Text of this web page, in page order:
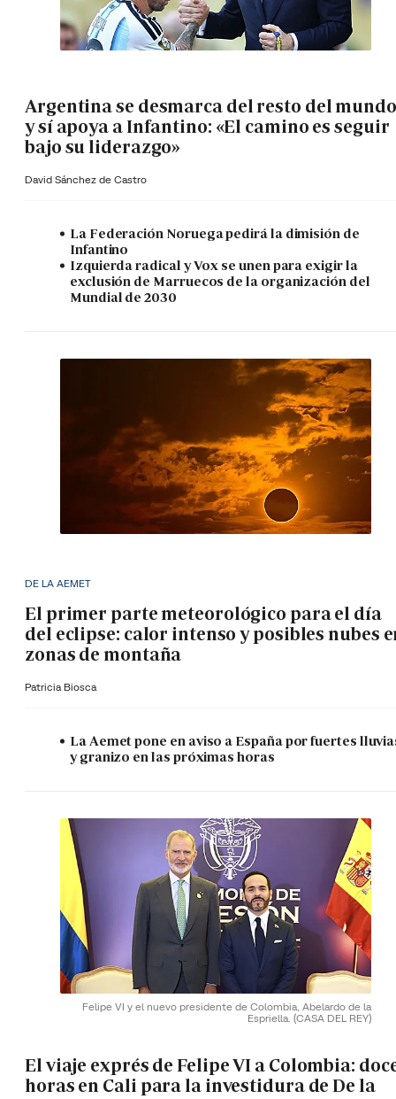
Argentina se desmarca del resto del mundo
y sí apoya a Infantino: «El camino es seguir
bajo su liderazgo»
David Sánchez de Castro
La Federación Noruega pedirá la dimisión de
Infantino
Izquierda radical y Vox se unen para exigir la
exclusión de Marruecos de la organización del
Mundial de 2030
DE LA AEMET
El primer parte meteorológico para el día
del eclipse: calor intenso y posibles nubes
zonas de montaña
Patricia Biosca
La Aemet pone en aviso a España por fuertes
y granizo en las próximas horas
Felipe VI y el nuevo presidente de Colombia, Abelardo de la
Espriella. (CASA DEL REY)
El viaje exprés de Felipe VI a Colombia:
horas en Cali para la investidura de De la